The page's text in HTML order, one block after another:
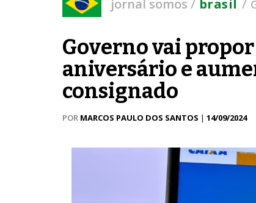
jornal somos brasil
Governo vai
aniversário e
consignado
POR MARCOS PAULO DOS SANTOS | 14/09/2024